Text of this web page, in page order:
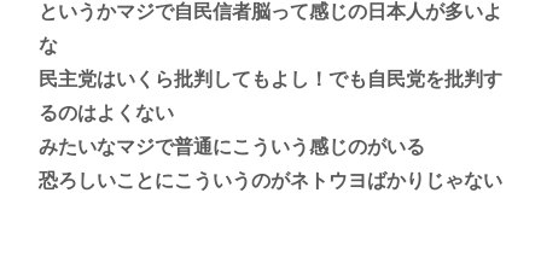
というかマジで自民信者脳って感じの日本人が多いよ
な
民主党はいくら批判してもよし！でも自民党を批判す
るのはよくない
みたいなマジで普通にこういう感じのがいる
恐ろしいことにこういうのがネトウヨばかりじゃない